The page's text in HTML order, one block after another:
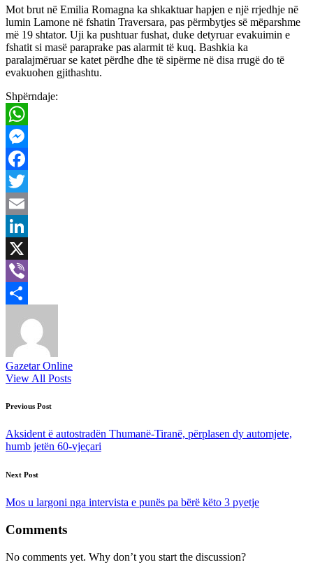
Mot brut në Emilia Romagna ka shkaktuar hapjen e një rrjedhje në
lumin Lamone në fshatin Traversara, pas përmbytjes së mëparshme
më 19 shtator. Uji ka pushtuar fushat, duke detyruar evakuimin e
fshatit si masë paraprake pas alarmit të kuq. Bashkia ka
paralajmëruar se katet përdhe dhe të sipërme në disa rrugë do të
evakuohen gjithashtu.
Shpërndaje:
WhatsApp
Messenger
Facebook
Twitter
Email
LinkedIn
X
Viber
Gazetar Online
View All Posts
Post
navigation
Previous Post
Aksident ë autostradën Thumanë-Tiranë, përplasen dy automjete,
humb jetën 60-vjeçari
Next Post
Mos u largoni nga intervista e punës pa bërë këto 3 pyetje
Comments
No comments yet. Why don’t you start the discussion?